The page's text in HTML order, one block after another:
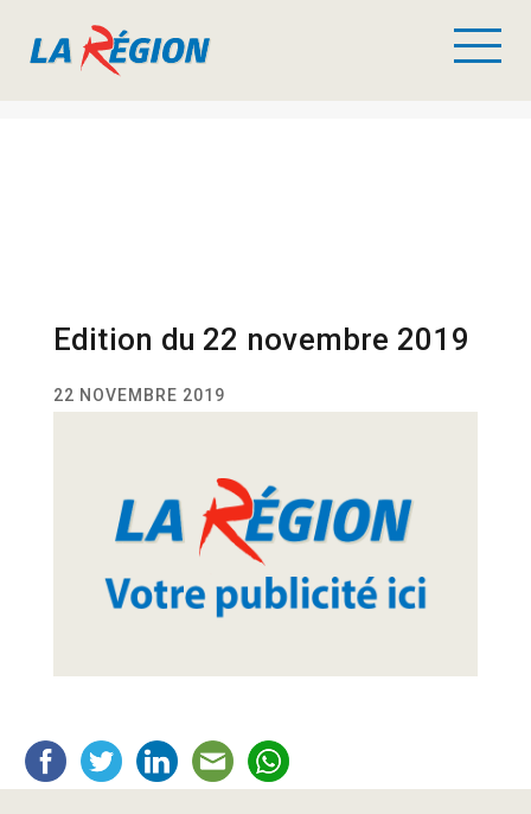
Edition du 22 novembre 2019
22 NOVEMBRE 2019